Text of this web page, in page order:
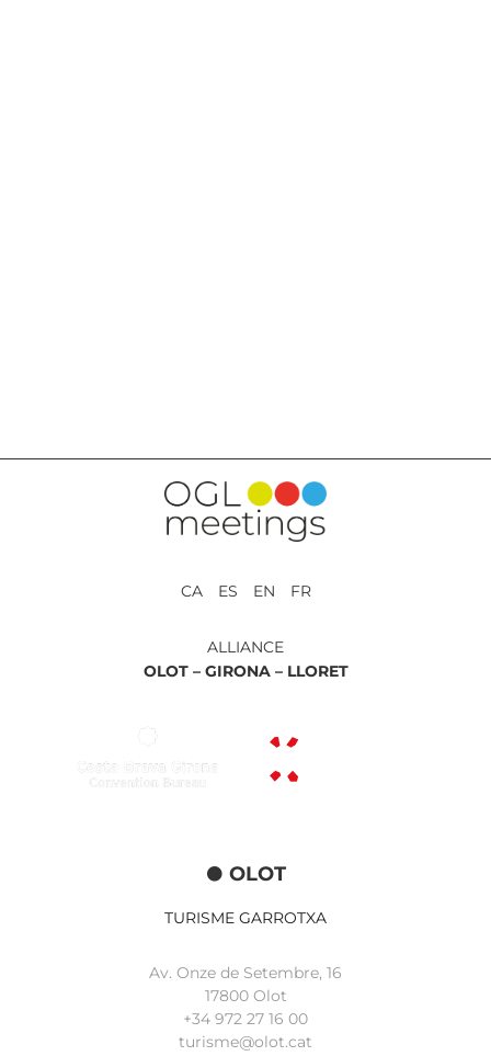
CA ES EN FR
ALLIANCE
OLOT – GIRONA – LLORET
OLOT
TURISME GARROTXA
Av. Onze de Setembre, 16
17800 Olot
+34 972 27 16 00
turisme@olot.cat